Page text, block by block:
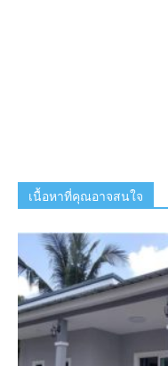
เนื้อหาที่คุณอาจสนใจ